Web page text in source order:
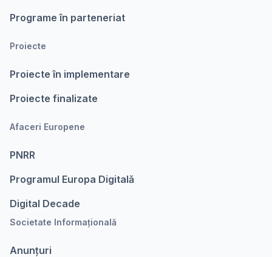
Programe în parteneriat
Proiecte
Proiecte în implementare
Proiecte finalizate
Afaceri Europene
PNRR
Programul Europa Digitalǎ
Digital Decade
Societate Informațională
Anunțuri